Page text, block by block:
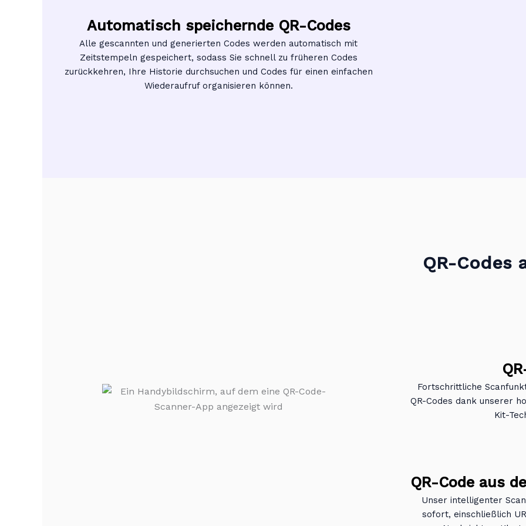
Automatisch speichernde QR-Codes
Alle gescannten und generierten Codes werden automatisch mit
Zeitstempeln gespeichert, sodass Sie schnell zu früheren Codes
zurückkehren, Ihre Historie durchsuchen und Codes für einen einfachen
Wiederaufruf organisieren können.
QR-Codes
Fortschrittliche
QR-Codes dank unserer
Kit-
QR-Code aus
Unser intelligenter
sofort, einschließlich